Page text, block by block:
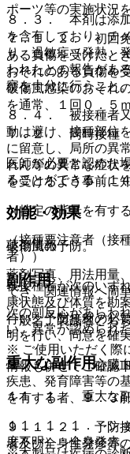
８．３． 本剤は添
を含有しており、チ
り、過敏症（発熱、
われたとの報告があ
察を十分に行うこと
８．４． 被接種者
動は避け、接種部位
に留意し、局所の異
れん等の異常な症状
を受けるよう事前に
（特定の背景を有す
（接種要注意者（接
者））
被接種者が次のいず
康状態及び体質を勘
行い、予防接種の必
明を行い、同意を確
９．１．１． 心臓
疾患、発育障害等の
を有する者、９．３
９．１．２． 予防
者及び全身性発疹等
ポーツ等の実施状況
７．１．２． 初回
ある負傷を受けたと
おそれのある負傷を
破傷風感染のおそれ
を通常、１回０．５
７．２． 同時接種
医師が必要と認めた
ることができる〔１
効能・効果
破傷風の予防。
副作用
次の副反応があらわ
い、異常が認められ
重大な副作用
１１．１． 重大な
１１．１．１． シ
度不明）：全身発赤
薬剤情報
薬剤写真、用法用量
でき、関連情報へ簡
一般名、製品名どち
※ ご使用いただく際
情報も併せてご確認